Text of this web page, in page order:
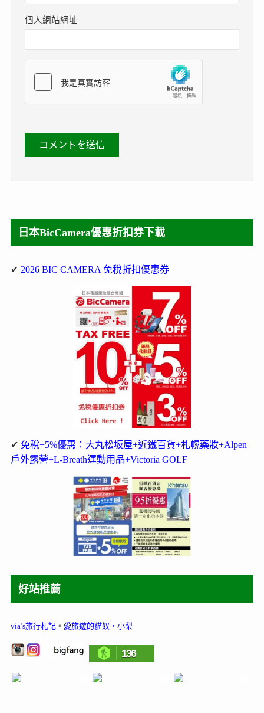
個人網站網址
日本BicCamera優惠折扣券下載
✔ 2026 BIC CAMERA 免稅折扣優惠券
✔ 免稅+5%優惠：大丸松坂屋+近鐵百貨+札幌藥妝+Alpen
戶外露營+L-Breath運動用品+Victoria GOLF
好站推薦
via’s旅行札記。 愛旅遊的貓奴‧小梨
136